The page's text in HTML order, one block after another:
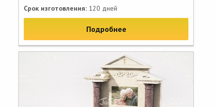
Срок изготовления: 120 дней
Подробнее